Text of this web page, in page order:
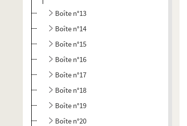
Boîte n°13
Boîte n°14
Boîte n°15
Boîte n°16
Boîte n°17
Boîte n°18
Boîte n°19
Boîte n°20